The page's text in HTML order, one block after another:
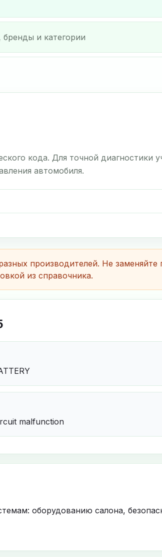
кода. Для точной диагностики
автомобиля.
производителей. Не
из справочника.
malfunction
оборудованию салона,